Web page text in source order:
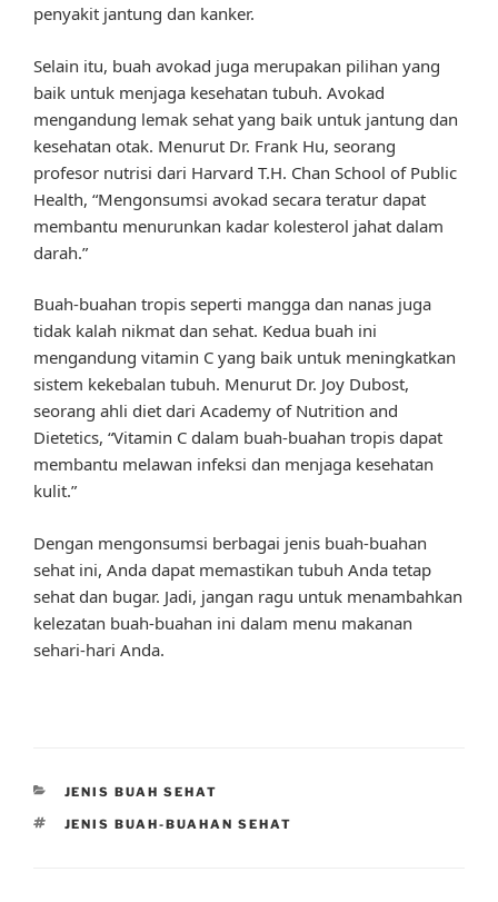
penyakit jantung dan kanker.
Selain itu, buah avokad juga merupakan pilihan yang
baik untuk menjaga kesehatan tubuh. Avokad
mengandung lemak sehat yang baik untuk jantung dan
kesehatan otak. Menurut Dr. Frank Hu, seorang
profesor nutrisi dari Harvard T.H. Chan School of Public
Health, “Mengonsumsi avokad secara teratur dapat
membantu menurunkan kadar kolesterol jahat dalam
darah.”
Buah-buahan tropis seperti mangga dan nanas juga
tidak kalah nikmat dan sehat. Kedua buah ini
mengandung vitamin C yang baik untuk meningkatkan
sistem kekebalan tubuh. Menurut Dr. Joy Dubost,
seorang ahli diet dari Academy of Nutrition and
Dietetics, “Vitamin C dalam buah-buahan tropis dapat
membantu melawan infeksi dan menjaga kesehatan
kulit.”
Dengan mengonsumsi berbagai jenis buah-buahan
sehat ini, Anda dapat memastikan tubuh Anda tetap
sehat dan bugar. Jadi, jangan ragu untuk menambahkan
kelezatan buah-buahan ini dalam menu makanan
sehari-hari Anda.
CATEGORIES
JENIS BUAH SEHAT
TAGS
JENIS BUAH-BUAHAN SEHAT